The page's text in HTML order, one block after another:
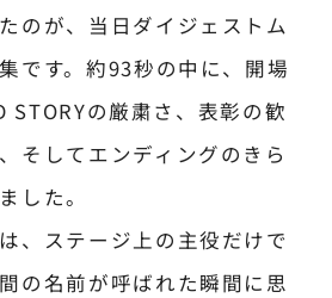
のが、当日ダイジェストム
です。約93秒の中に、開場
STORYの厳粛さ、表彰の歓
そしてエンディングのきら
した。
、ステージ上の主役だけで
の名前が呼ばれた瞬間に思